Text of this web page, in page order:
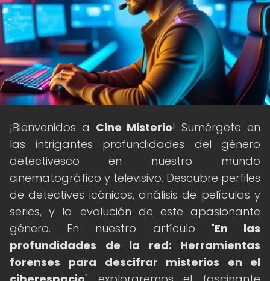
¡Bienvenidos a Cine Misterio! Sumérgete en
las intrigantes profundidades del género
detectivesco en nuestro mundo
cinematográfico y televisivo. Descubre perfiles
de detectives icónicos, análisis de películas y
series, y la evolución de este apasionante
género. En nuestro artículo "En las
profundidades de la red: Herramientas
forenses para descifrar misterios en el